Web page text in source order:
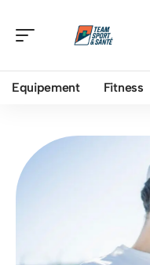
Equipement Fitness